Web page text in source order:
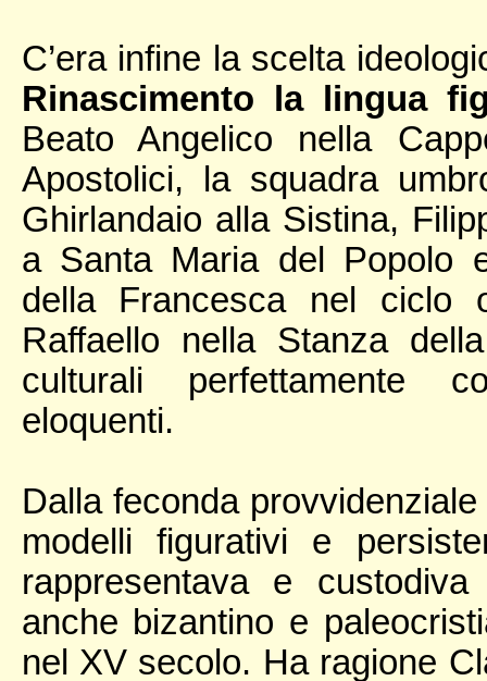
C’era infine la scelta
Rinascimento la lingua
Beato Angelico nella
Apostolici, la squadra
Ghirlandaio alla Sistina,
a Santa Maria del Popolo
della Francesca nel ciclo
Raffaello nella Stanza
culturali perfettamente
eloquenti.
Dalla feconda
modelli figurativi e
rappresentava e
anche bizantino e
nel XV secolo. Ha ragione